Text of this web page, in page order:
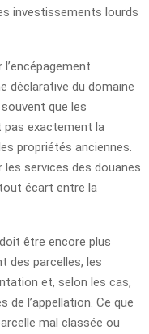
investissements lourds
déclarative du domaine
que les
exactement la
propriétés anciennes.
services des douanes
écart entre la
être encore plus
des parcelles, les
et, selon les cas,
de l’appellation. Ce que
mal classée ou